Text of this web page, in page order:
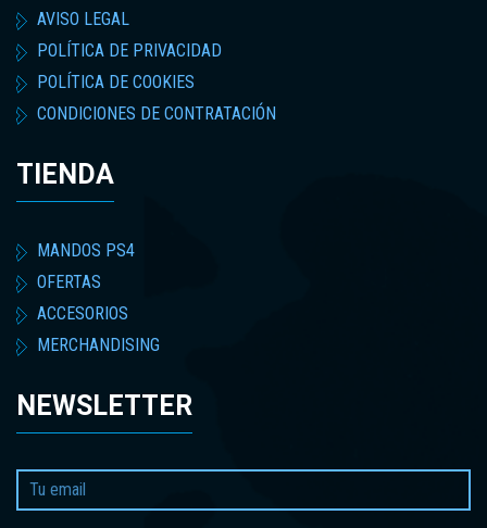
AVISO LEGAL
POLÍTICA DE PRIVACIDAD
POLÍTICA DE COOKIES
CONDICIONES DE CONTRATACIÓN
TIENDA
MANDOS PS4
OFERTAS
ACCESORIOS
MERCHANDISING
NEWSLETTER